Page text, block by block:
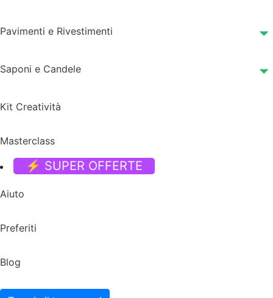
Pavimenti e Rivestimenti
Saponi e Candele
Kit Creatività
Masterclass
⚡ SUPER OFFERTE
Aiuto
Preferiti
Blog